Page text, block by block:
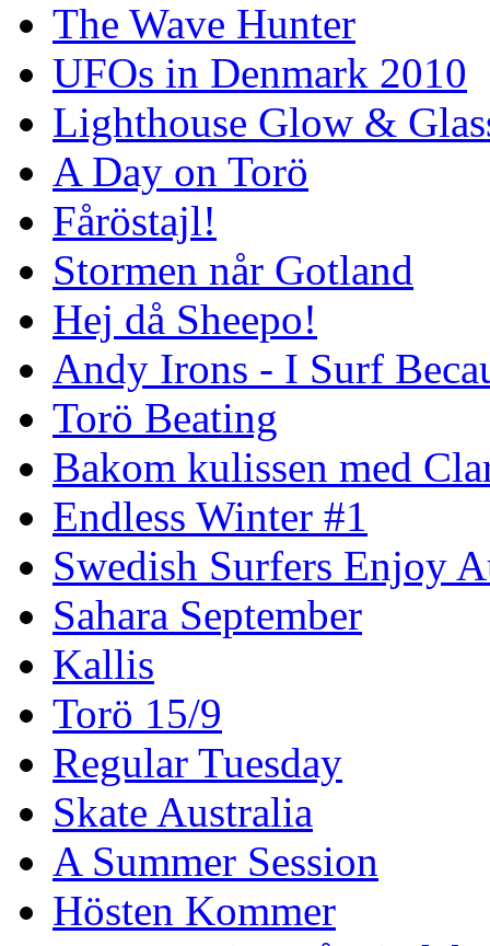
The Wave Hunter
UFOs in Denmark 2010
Lighthouse Glow &
A Day on Torö
Fåröstajl!
Stormen når Gotland
Hej då Sheepo!
Andy Irons - I Surf
Torö Beating
Bakom kulissen med
Endless Winter #1
Swedish Surfers Enjoy
Sahara September
Kallis
Torö 15/9
Regular Tuesday
Skate Australia
A Summer Session
Hösten Kommer